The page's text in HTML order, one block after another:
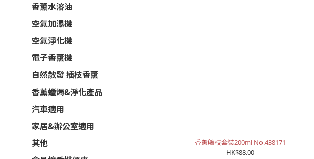
香薰水溶油
空氣加濕機
空氣淨化機
電子香薰機
自然散發 插枝香薰
香薰蠟燭&淨化產品
汽車適用
家居&辦公室適用
其他
香薰籐枝套裝200ml No.438171
HK$88.00